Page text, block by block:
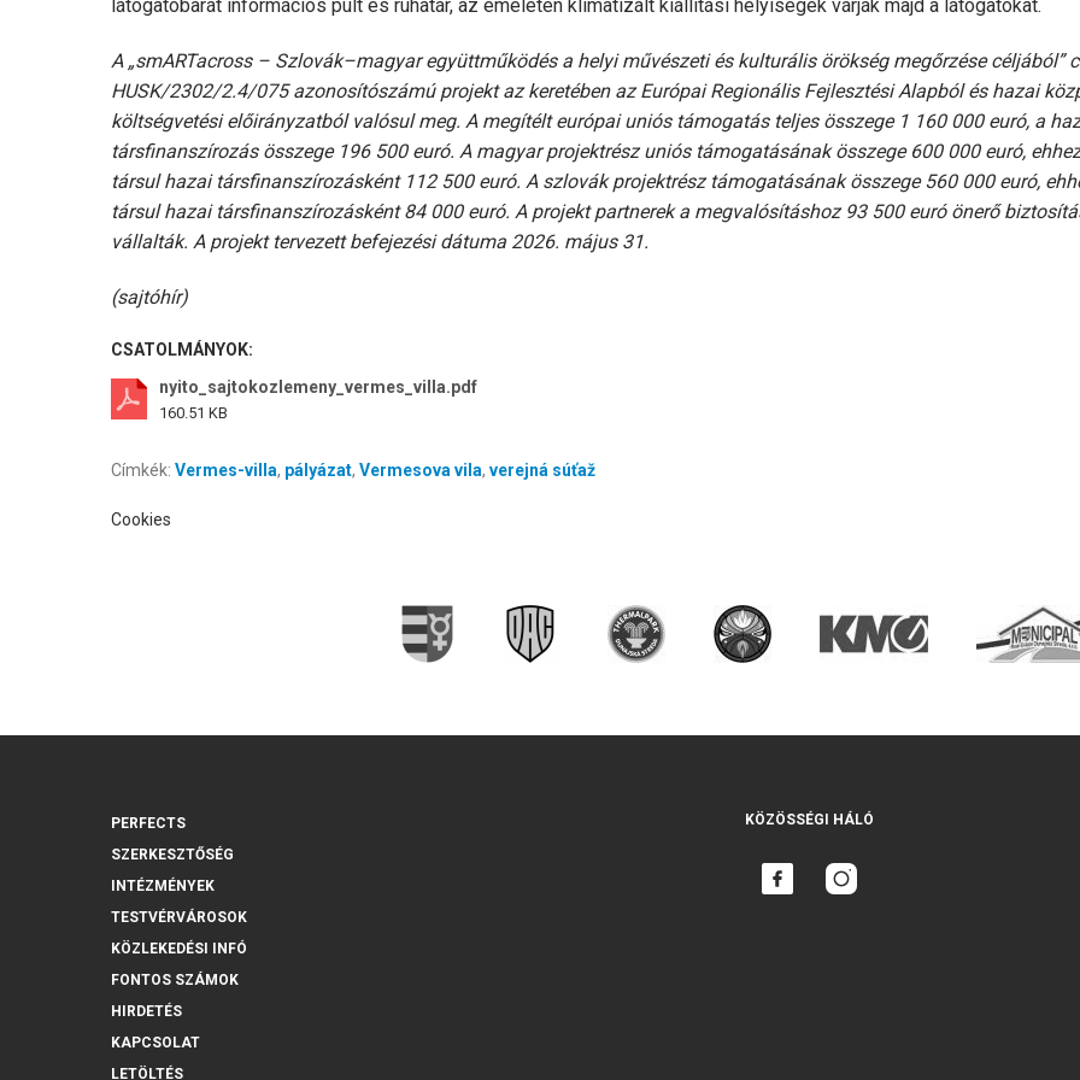
látogatóbarát információs pult és ruhatár, az emeleten klimatizált kiállítási helyiségek várják majd a látogatókat.
A „smARTacross – Szlovák–magyar együttműködés a helyi művészeti és kulturális örökség megőrzése céljából”
HUSK/2302/2.4/075 azonosítószámú projekt az keretében az Európai Regionális Fejlesztési Alapból és hazai
költségvetési előirányzatból valósul meg. A megítélt európai uniós támogatás teljes összege 1 160 000 euró, a
társfinanszírozás összege 196 500 euró. A magyar projektrész uniós támogatásának összege 600 000 euró, ehhez
társul hazai társfinanszírozásként 112 500 euró. A szlovák projektrész támogatásának összege 560 000 euró,
társul hazai társfinanszírozásként 84 000 euró. A projekt partnerek a megvalósításhoz 93 500 euró önerő
vállalták. A projekt tervezett befejezési dátuma 2026. május 31.
(sajtóhír)
CSATOLMÁNYOK:
nyito_sajtokozlemeny_vermes_villa.pdf
160.51 KB
Címkék: Vermes-villa, pályázat, Vermesova vila, verejná súťaž
Cookies
PERFECTS
SZERKESZTŐSÉG
INTÉZMÉNYEK
TESTVÉRVÁROSOK
KÖZLEKEDÉSI INFÓ
FONTOS SZÁMOK
HIRDETÉS
KAPCSOLAT
LETÖLTÉS
KÖZÖSSÉGI HÁLÓ